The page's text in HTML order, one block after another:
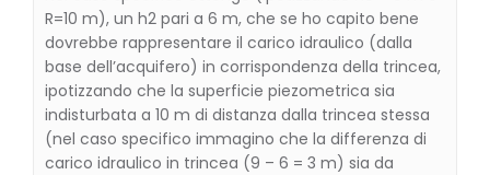
R=10 m), un h2 pari a 6 m, che se ho capito bene
dovrebbe rappresentare il carico idraulico (dalla
base dell’acquifero) in corrispondenza della trincea,
ipotizzando che la superficie piezometrica sia
indisturbata a 10 m di distanza dalla trincea stessa
(nel caso specifico immagino che la differenza di
carico idraulico in trincea (9 – 6 = 3 m) sia da